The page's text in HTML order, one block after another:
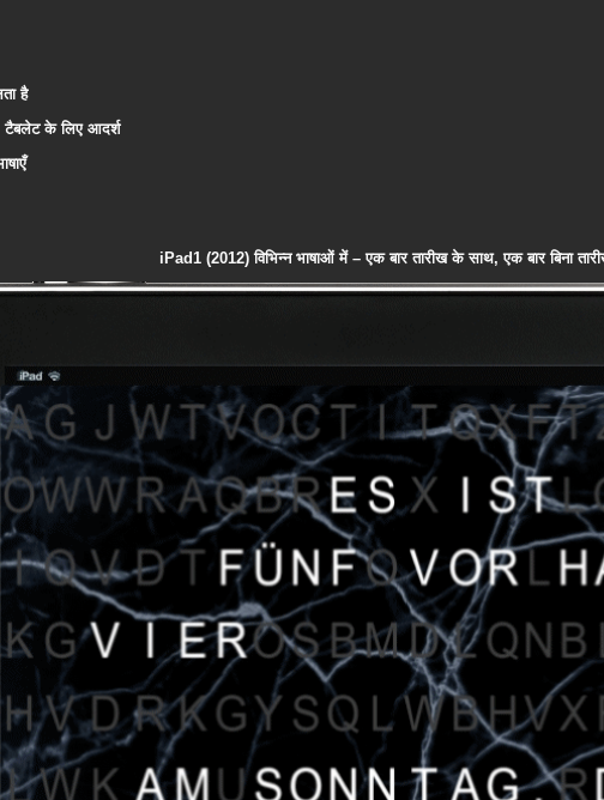
है
के लिए आदर्श
iPad1 (2012) विभिन्न भाषाओं में – एक बार तारीख के साथ, एक बार बिना